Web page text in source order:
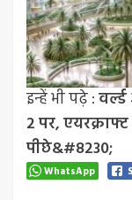
इन्हें भी पढ़े :
2 पर,
पीछे&#8230;
WhatsApp